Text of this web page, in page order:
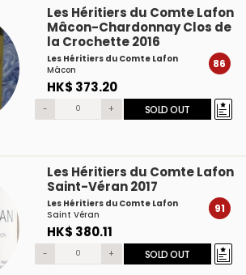
Les Héritiers du Comte Lafon
Mâcon-Chardonnay Clos de
la Crochette 2016
Les Héritiers du Comte Lafon
Mâcon
HK$ 373.20
86
- + SOLD OUT
Les Héritiers du Comte Lafon
Saint-Véran 2017
Les Héritiers du Comte Lafon
Saint Véran
HK$ 380.11
91
- + SOLD OUT